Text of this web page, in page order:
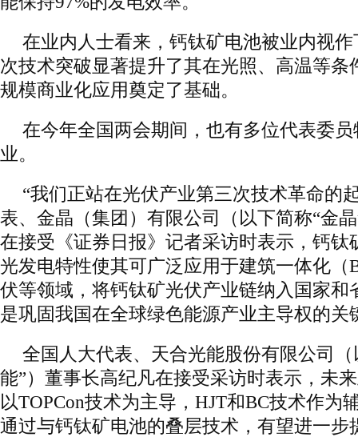
在业内人士看来，钙钛矿电池被业内视
次技术突破显著提升了其在光照、高温等条
规模商业化应用奠定了基础。
在今年全国两会期间，也有多位代表委
业。
“我们正站在光伏产业第三次技术革命的
表、金晶（集团）有限公司（以下简称“金
在接受《证券日报》记者采访时表示，钙钛
光发电特性使其可广泛应用于建筑一体化（
伏等领域，将钙钛矿光伏产业链纳入国家和
是巩固我国在全球绿色能源产业主导权的关
全国人大代表、天合光能股份有限公司
能”）董事长高纪凡在接受采访时表示，未
以TOPCon技术为主导，HJT和BC技术作为
通过与钙钛矿电池的叠层技术，有望进一步